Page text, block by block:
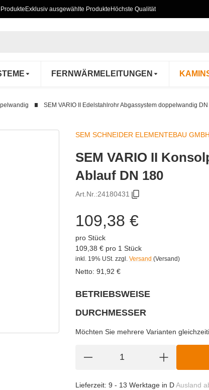
Exklusiv ausgewählte Produkte Höchste Qualität
FERNWÄRMELEITUNGEN
SEM VARIO II Edelstahlrohr Abgassystem doppelwandig
SEM SCHNEIDER ELEMENTEBAU GMBH
SEM VARIO II
Ablauf DN 180
Art.Nr.:24180431
109,38 €
pro Stück
109,38 € pro 1 Stück
inkl. 19% USt. zzgl. Versand (Versand)
Netto: 91,92 €
BETRIEBSWEISE
DURCHMESSER
Möchten Sie mehrere Varianten
Lieferzeit: 9 - 13 Werktage in DAusland